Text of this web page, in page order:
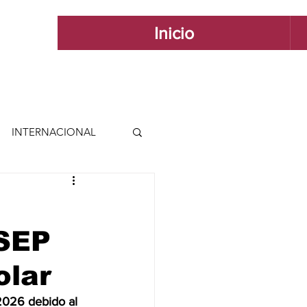
Inicio
INTERNACIONAL
INTERNACIONAL
ESTILO
debido al